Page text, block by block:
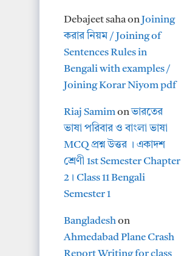
Debajeet sahaonJoining
করার নিয়ম / Joining of
Sentences Rules in
Bengali with examples /
Joining Korar Niyom pdf
Riaj Samimonভারতের
ভাষা পরিবার ও বাংলা ভাষা
MCQ প্রশ্ন উত্তর । একাদশ
শ্রেণী 1st Semester Chapter
2। Class 11 Bengali
Semester 1
Bangladeshon
Ahmedabad Plane Crash
Report Writing for class